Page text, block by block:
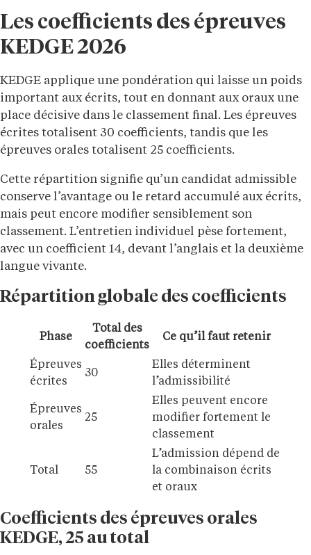
Les coefficients des épreuves
KEDGE 2026
KEDGE applique une pondération qui laisse un poids
important aux écrits, tout en donnant aux oraux une
place décisive dans le classement final. Les épreuves
écrites totalisent 30 coefficients, tandis que les
épreuves orales totalisent 25 coefficients.
Cette répartition signifie qu’un candidat admissible
conserve l’avantage ou le retard accumulé aux écrits,
mais peut encore modifier sensiblement son
classement. L’entretien individuel pèse fortement,
avec un coefficient 14, devant l’anglais et la deuxième
langue vivante.
Répartition globale des coefficients
Phase
Total des
coefficients
Ce qu’il faut retenir
Épreuves
écrites
30
Elles déterminent
l’admissibilité
Épreuves
orales
25
Elles peuvent encore
modifier fortement le
classement
Total 55
L’admission dépend de
la combinaison écrits
et oraux
Coefficients des épreuves orales
KEDGE, 25 au total